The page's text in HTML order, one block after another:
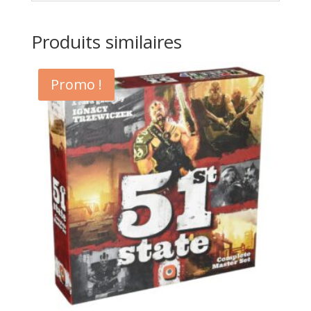
Produits similaires
Promo !